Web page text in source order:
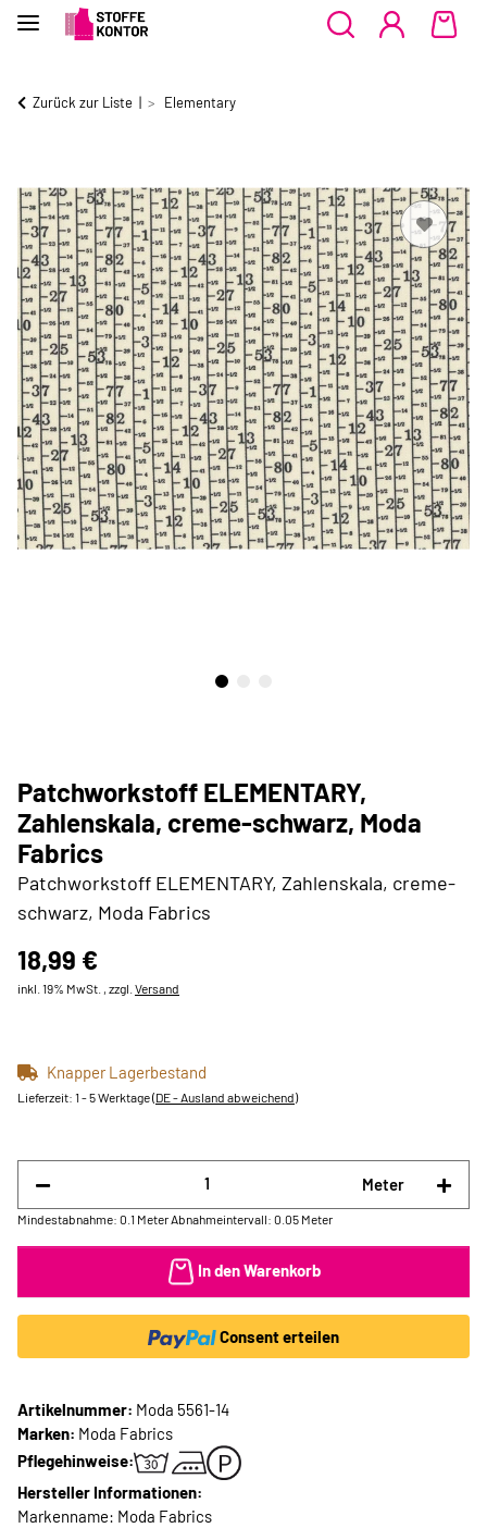
Zurück zur Liste Elementary
Patchworkstoff ELEMENTARY,
Zahlenskala, creme-schwarz, Moda
Fabrics
Patchworkstoff ELEMENTARY, Zahlenskala, creme-
schwarz, Moda Fabrics
18,99 €
inkl. 19% MwSt. , zzgl. Versand
Knapper Lagerbestand
Lieferzeit: 1 - 5 Werktage(DE - Ausland abweichend)
Meter
Mindestabnahme: 0.1 Meter Abnahmeintervall: 0.05 Meter
In den Warenkorb
Consent erteilen
Artikelnummer: Moda 5561-14
Marken: Moda Fabrics
Pflegehinweise:
Hersteller Informationen:
Markenname: Moda Fabrics